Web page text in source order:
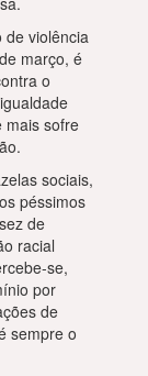
de violência
março, é
o
mais sofre
sociais,
péssimos
de
racial
se,
por
de
sempre o